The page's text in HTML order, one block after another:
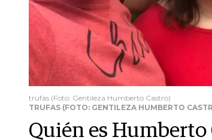
trufas (Foto: Gentileza Humberto Castro)
TRUFAS (FOTO: GENTILEZA HUMBERTO
Quién es